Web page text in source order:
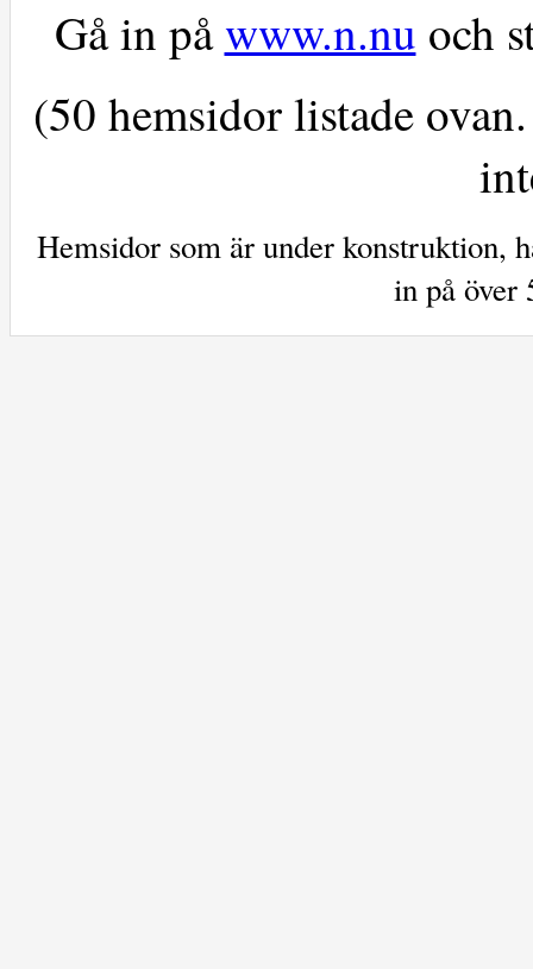
Gå in påwww.n.nu och
(50 hemsidor listade
Hemsidor som är under konstruktion,
in på över